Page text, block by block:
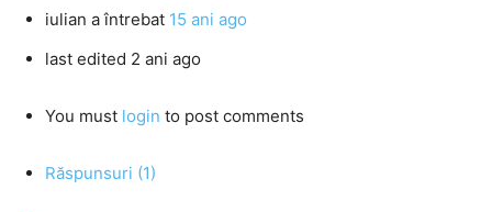
iulian a întrebat 15 ani ago
last edited 2 ani ago
You must login to post comments
Răspunsuri (1)